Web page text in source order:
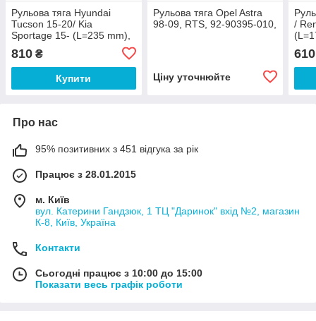
Рульова тяга Hyundai
Tucson 15-20/ Kia
Sportage 15- (L=235 mm),
810 ₴
Купити
Рульова тяга Opel Astra
98-09, RTS, 92-90395-010,
Ціну уточнюйте
/
610
Про нас
95% позитивних з 451 відгука за рік
Працює з 28.01.2015
м. Київ
вул. Катерини Гандзюк, 1 ТЦ "Даринок" вхід №2, магазин
К-8, Київ, Україна
Контакти
Сьогодні працює з 10:00 до 15:00
Показати весь графік роботи